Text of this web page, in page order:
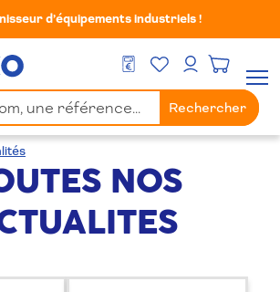
d’équipements industriels !
DEVIS GRATUIT
Mes FavorisMon compte
Rechercher
NOS